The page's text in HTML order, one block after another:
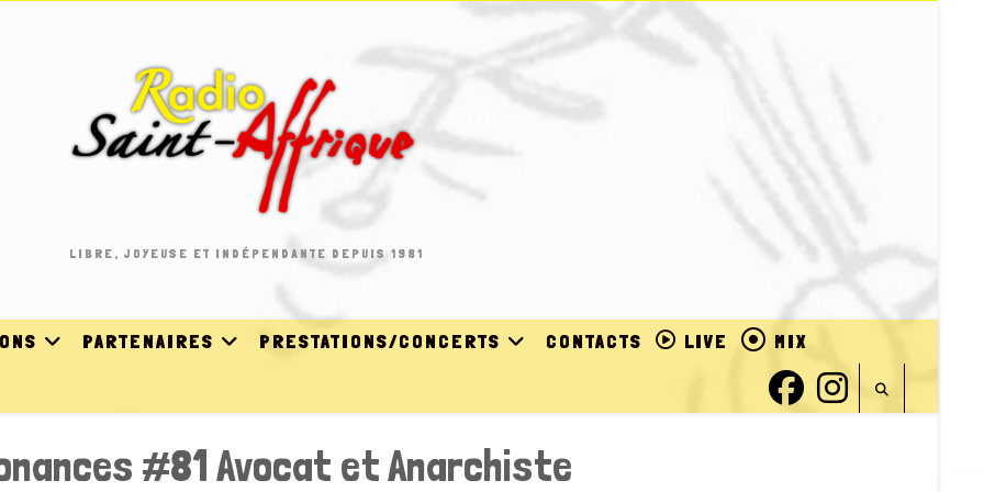
LIBRE, JOYEUSE ET INDÉPENDANTE DEPUIS 1981
PARTENAIRES PRESTATIONS/CONCERTS CONTACTS LIVE MIX
#81 Avocat et Anarchiste